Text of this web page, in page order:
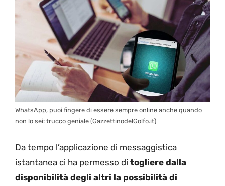
WhatsApp, puoi fingere di essere sempre online anche quando
non lo sei: trucco geniale (GazzettinodelGolfo.it)
Da tempo l’applicazione di messaggistica
istantanea ci ha permesso di togliere dalla
disponibilità degli altri la possibilità di